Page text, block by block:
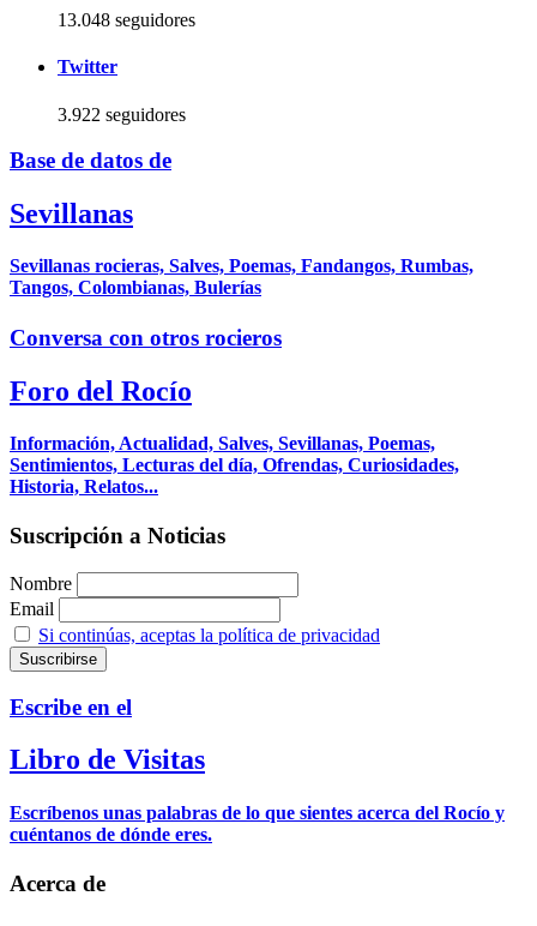
13.048 seguidores
Twitter
3.922 seguidores
Base de datos de
Sevillanas
Sevillanas rocieras, Salves, Poemas, Fandangos, Rumbas,
Tangos, Colombianas, Bulerías
Conversa con otros rocieros
Foro del Rocío
Información, Actualidad, Salves, Sevillanas, Poemas,
Sentimientos, Lecturas del día, Ofrendas, Curiosidades,
Historia, Relatos...
Suscripción a Noticias
Nombre
Email
Si continúas, aceptas la política de privacidad
Escribe en el
Libro de Visitas
Escríbenos unas palabras de lo que sientes acerca del Rocío y
cuéntanos de dónde eres.
Acerca de